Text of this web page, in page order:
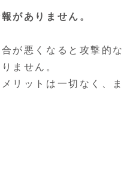
がありません。
が悪くなると攻撃的
ません。
リットは一切なく、